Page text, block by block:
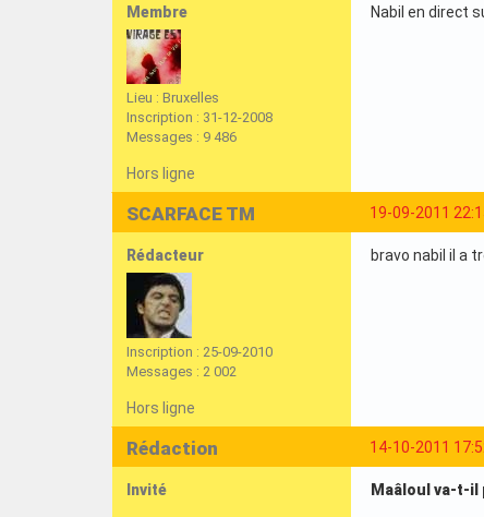
Membre
Lieu : Bruxelles
Inscription : 31-12-2008
Messages : 9 486
Nabil en direct
Hors ligne
19-09-2011
SCARFACE TM
Rédacteur
Inscription : 25-09-2010
Messages : 2 002
bravo nabil il a
Hors ligne
14-10-2011
Rédaction
Invité Maâloul va-t-il